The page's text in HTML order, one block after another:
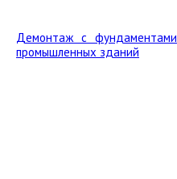
Демонтаж с фундаментами
промышленных зданий